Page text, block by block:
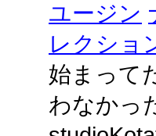
ユージン
レクショ
始まって
わなかっ